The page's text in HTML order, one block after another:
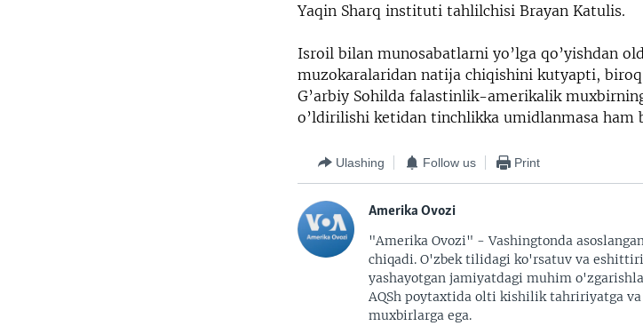
Yaqin Sharq instituti tahlilchisi Brayan Katulis.
Isroil bilan munosabatlarni yo’lga qo’yishdan
muzokaralaridan natija chiqishini kutyapti,
G’arbiy Sohilda falastinlik-amerikalik
o’ldirilishi ketidan tinchlikka umidlanmasa ham
Ulashing Follow us Print
Amerika Ovozi
"Amerika Ovozi" - Vashingtonda
chiqadi. O'zbek tilidagi ko'rsatuv va
yashayotgan jamiyatdagi muhim
AQSh poytaxtida olti kishilik tahririyatga
muxbirlarga ega.